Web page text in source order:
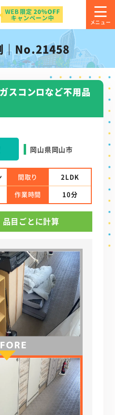
｜No.21458
スコンロなど不用品
岡山県岡山市
間取り
2LDK
作業時間 10分
目ごとに計算